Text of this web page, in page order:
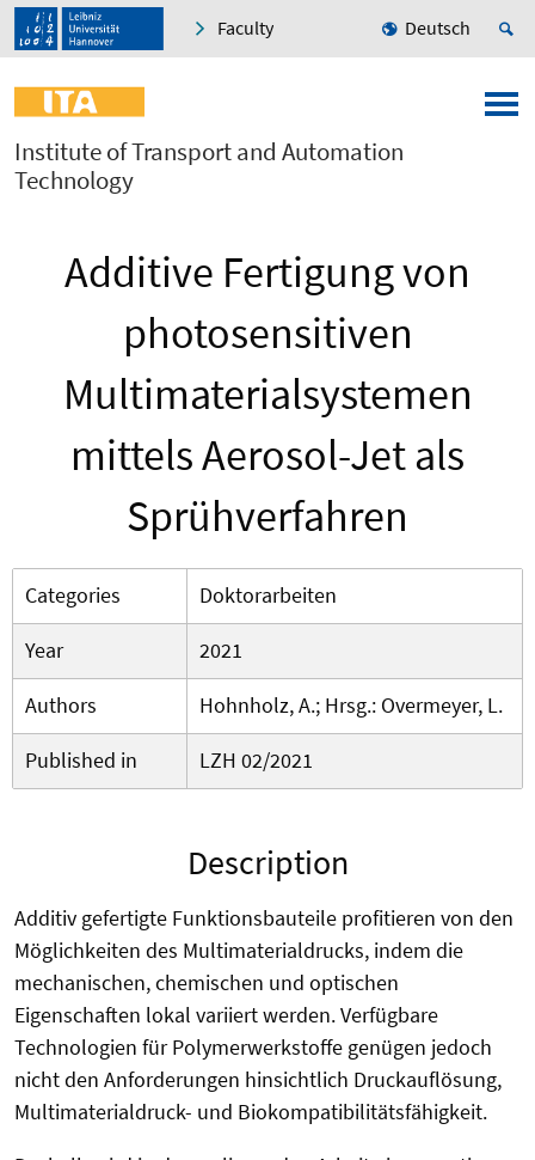
Faculty Deutsch
Institute of Transport and Automation
Technology
Additive Fertigung von
photosensitiven
Multimaterialsystemen
mittels Aerosol-Jet als
Sprühverfahren
Categories
Doktorarbeiten
Year
2021
Authors
Hohnholz, A.; Hrsg.: Overmeyer, L.
Published in
LZH 02/2021
Description
Additiv gefertigte Funktionsbauteile profitieren von den
Möglichkeiten des Multimaterialdrucks, indem die
mechanischen, chemischen und optischen
Eigenschaften lokal variiert werden. Verfügbare
Technologien für Polymerwerkstoffe genügen jedoch
nicht den Anforderungen hinsichtlich Druckauflösung,
Multimaterialdruck- und Biokompatibilitätsfähigkeit.